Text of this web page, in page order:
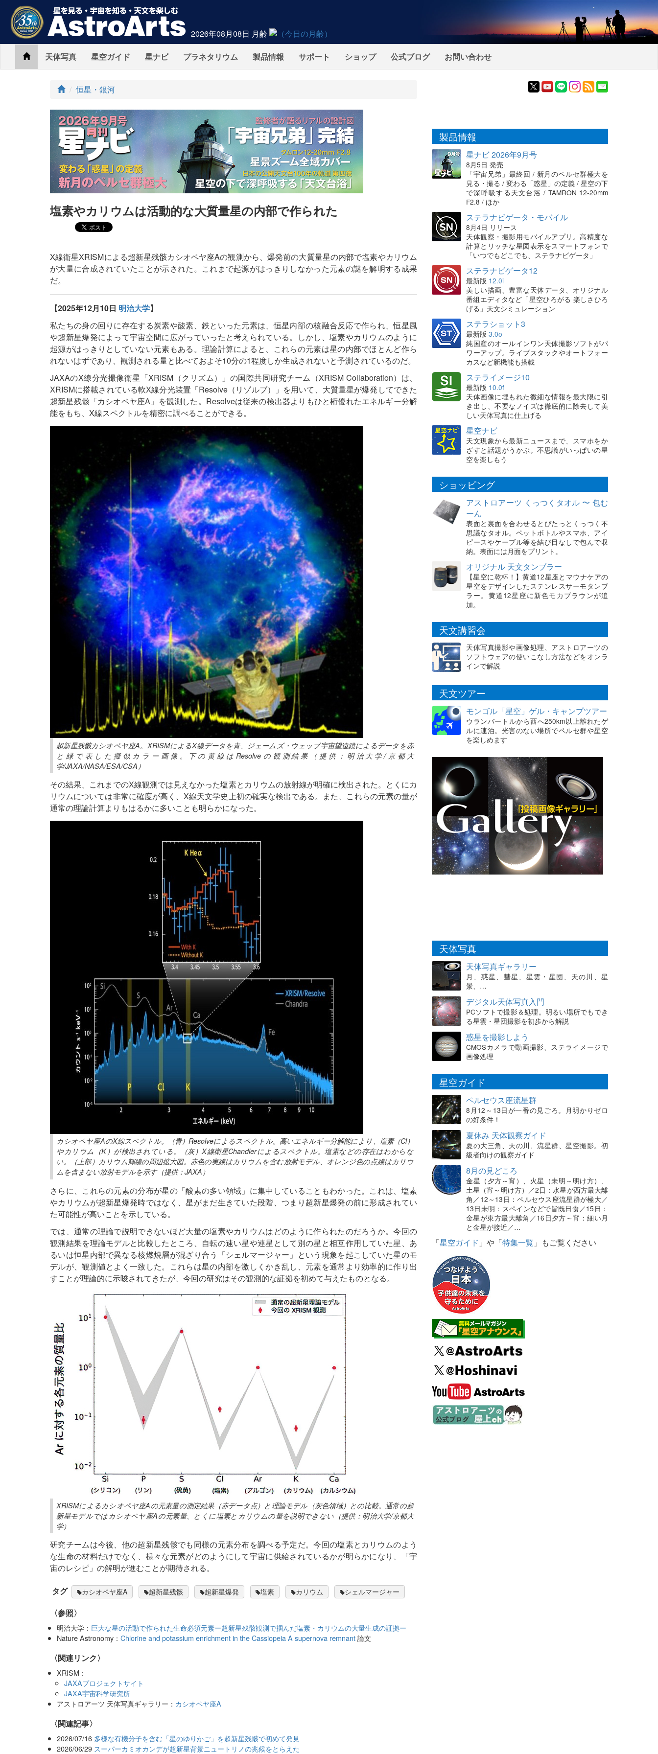
2026年08月08日 月齢
Home天体写真 星空ガイド 星ナビ プラネタリウム 製品情報 サポート ショップ 公式ブログ お問い合わせ
ト
プ
恒星・銀河
塩素やカリウムは活動的な大質量星の内部で作られた
X線衛星XRISMによる超新星残骸カシオペヤ座Aの観測から、爆発前の大質量星の内部で塩素やカリウム
が大量に合成されていたことが示された。これまで起源がはっきりしなかった元素の謎を解明する成果
だ。
【2025年12月10日 明治大学】
私たちの身の回りに存在する炭素や酸素、鉄といった元素は、恒星内部の核融合反応で作られ、恒星風
や超新星爆発によって宇宙空間に広がっていったと考えられている。しかし、塩素やカリウムのように
起源がはっきりとしていない元素もある。理論計算によると、これらの元素は星の内部でほとんど作ら
れないはずであり、観測される量と比べておよそ10分の1程度しか生成されないと予測されているのだ。
JAXAのX線分光撮像衛星「XRISM（クリズム）」の国際共同研究チーム（XRISM Collaboration）は、
XRISMに搭載されている軟X線分光装置「Resolve（リゾルブ）」を用いて、大質量星が爆発してできた
超新星残骸「カシオペヤ座A」を観測した。Resolveは従来の検出器よりもひと桁優れたエネルギー分解
能をもち、X線スペクトルを精密に調べることができる。
超新星残骸カシオペヤ座A。XRISMによるX線データを青、ジェームズ・ウェッブ宇宙望遠鏡によるデータを赤
と緑で表した擬似カラー画像。下の黄線はResolveの観測結果（提供：明治大学/京都大
学/JAXA/NASA/ESA/CSA）
その結果、これまでのX線観測では見えなかった塩素とカリウムの放射線が明確に検出された。とくにカ
リウムについては非常に確度が高く、X線天文学史上初の確実な検出である。また、これらの元素の量が
通常の理論計算よりもはるかに多いことも明らかになった。
カシオペヤ座AのX線スペクトル。（青）Resolveによるスペクトル。高いエネルギー分解能により、塩素（Cl）
やカリウム（K）が検出されている。（灰）X線衛星Chandlerによるスペクトル。塩素などの存在はわからな
い。（上部）カリウム輝線の周辺拡大図。赤色の実線はカリウムを含む放射モデル、オレンジ色の点線はカリウ
ムを含まない放射モデルを示す（提供：JAXA）
さらに、これらの元素の分布が星の「酸素の多い領域」に集中していることもわかった。これは、塩素
やカリウムが超新星爆発時ではなく、星がまだ生きていた段階、つまり超新星爆発の前に形成されてい
た可能性が高いことを示している。
では、通常の理論で説明できないほど大量の塩素やカリウムはどのように作られたのだろうか。今回の
観測結果を理論モデルと比較したところ、自転の速い星や連星として別の星と相互作用していた星、あ
るいは恒星内部で異なる核燃焼層が混ざり合う「シェルマージャー」という現象を起こしていた星のモ
デルが、観測値とよく一致した。これらは星の内部を激しくかき乱し、元素を通常より効率的に作り出
すことが理論的に示唆されてきたが、今回の研究はその観測的な証拠を初めて与えたものとなる。
XRISMによるカシオペヤ座Aの元素量の測定結果（赤データ点）と理論モデル（灰色領域）との比較。通常の超
新星モデルではカシオペヤ座Aの元素量、とくに塩素とカリウムの量を説明できない（提供：明治大学/京都大
学）
研究チームは今後、他の超新星残骸でも同様の元素分布を調べる予定だ。今回の塩素とカリウムのよう
な生命の材料だけでなく、様々な元素がどのようにして宇宙に供給されているかが明らかになり、「宇
宙のレシピ」の解明が進むことが期待される。
タグ カシオペヤ座A 超新星残骸 超新星爆発 塩素 カリウム シェルマージャー
〈参照〉
明治大学： 巨大な星の活動で作られた生命必須元素ー超新星残骸観測で掴んだ塩素・カリウムの大量生成の証拠ー
Nature Astronomy：Chlorine and potassium enrichment in the Cassiopeia A supernova remnant論文
〈関連リンク〉
XRISM：
JAXAプロジェクトサイト
JAXA宇宙科学研究所
アストロアーツ 天体写真ギャラリー： カシオペヤ座A
関連記事
2026/07/16 多様な有機分子を含む「星のゆりかご」を超新星残骸で初めて発見
2026/06/29 スーパーカミオカンデが超新星背景ニュートリノの兆候をとらえた
製品情報
星ナビ 2026年9月号
8月5日 発売
「宇宙兄弟」最終回 / 新月のペルセ群極大を
見る・撮る / 変わる「惑星」の定義 / 星空の下
で深呼吸する天文台浴 / TAMRON 12-20mm
F2.8 / ほか
ステラナビゲータ・モバイル
8月4日 リリース
天体観察・撮影用モバイルアプリ。高精度な
計算とリッチな星図表示をスマートフォンで
「いつでもどこでも、ステラナビゲータ」
ステラナビゲータ12
最新版 12.0i
美しい描画、豊富な天体データ、オリジナル
番組エディタなど「星空ひろがる 楽しさひろ
げる」天文シミュレーション
ステラショット3
最新版 3.0o
純国産のオールインワン天体撮影ソフトがパ
ワーアップ。ライブスタックやオートフォー
カスなど新機能も搭載
ステライメージ10
最新版 10.0f
天体画像に埋もれた微細な情報を最大限に引
き出し、不要なノイズは徹底的に除去して美
しい天体写真に仕上げる
星空ナビ
天文現象から最新ニュースまで、スマホをか
ざすと話題がうかぶ。不思議がいっぱいの星
空を楽しもう
ショッピング
アストロアーツ くっつくタオル 〜 包む
ーん
表面と裏面を合わせるとぴたっとくっつく不
思議なタオル。ペットボトルやスマホ、アイ
ピースやケーブル等を結び目なしで包んで収
納。表面には月面をプリント。
オリジナル 天文タンブラー
【星空に乾杯！】黄道12星座とマウナケアの
星空をデザインしたステンレスサーモタンブ
ラー。黄道12星座に新色モカブラウンが追
加。
天文講習会
天体写真撮影や画像処理、アストロアーツの
ソフトウェアの使いこなし方法などをオンラ
インで解説
天文ツアー
モンゴル「星空」ゲル・キャンプツアー
ウランバートルから西へ250km以上離れたゲ
ルに連泊。光害のない場所でペルセ群や星空
を楽しめます
天体写真
天体写真ギャラリー
月、惑星、彗星、星雲・星団、天の川、星
景、…
デジタル天体写真入門
PCソフトで撮影＆処理。明るい場所でもでき
る星雲・星団撮影を初歩から解説
惑星を撮影しよう
CMOSカメラで動画撮影、ステライメージで
画像処理
星空ガイド
ペルセウス座流星群
8月12～13日が一番の見ごろ。月明かりゼロ
の好条件！
夏休み 天体観察ガイド
夏の大三角、天の川、流星群、星空撮影。初
級者向けの観察ガイド
8月の見どころ
金星（夕方～宵）、火星（未明～明け方）、
土星（宵～明け方）／2日：水星が西方最大離
角／12～13日：ペルセウス座流星群が極大／
13日未明：スペインなどで皆既日食／15日：
金星が東方最大離角／16日夕方～宵：細い月
と金星が接近／…
「星空ガイド 」や「特集一覧 」もご覧ください